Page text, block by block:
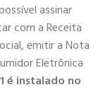
assinar
com a Receita
emitir a Nota
Eletrônica
é instalado no